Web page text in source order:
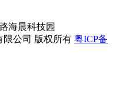
海晨科技园
限公司 版权所有 粤ICP备